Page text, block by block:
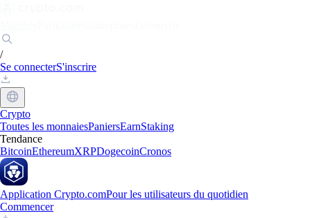
/
Se connecterS'inscrire
Crypto
Toutes les monnaiesPaniersEarnStaking
Tendance
BitcoinEthereumXRPDogecoinCronos
Application Crypto.comPour les utilisateurs du quotidien
Commencer